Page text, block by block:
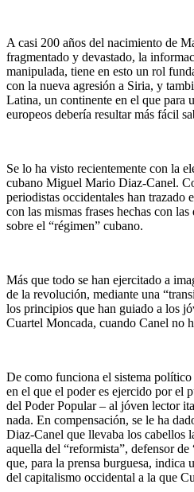
A casi 200 años del nacimiento de
fragmentado y devastado, la
manipulada, tiene en esto un rol
con la nueva agresión a Siria, y
Latina, un continente en el que para
europeos debería resultar más fácil
Se lo ha visto recientemente con la
cubano Miguel Mario Diaz-Canel.
periodistas occidentales han
con las mismas frases hechas con
sobre el “régimen” cubano.
Más que todo se han ejercitado a
de la revolución, mediante una
los principios que han guiado a los
Cuartel Moncada, cuando Canel no
De como funciona el sistema
en el que el poder es ejercido por el
del Poder Popular – al jóven lector
nada. En compensación, se le ha
Diaz-Canel que llevaba los cabellos
aquella del “reformista”, defensor
que, para la prensa burguesa, indica
del capitalismo occidental a la que